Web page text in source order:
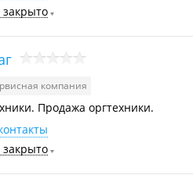
закрыто
компания
Продажа оргтехники.
закрыто